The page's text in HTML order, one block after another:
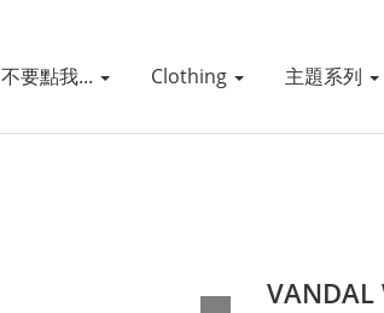
不要點我... Clothing 主題系列